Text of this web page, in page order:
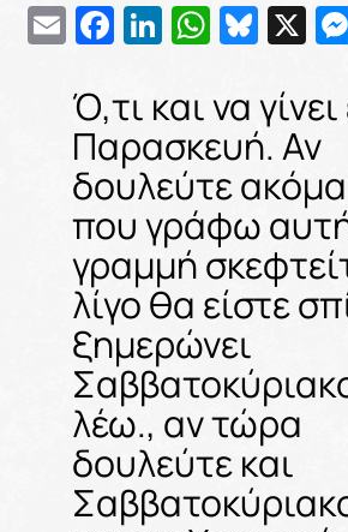
EmailFacebook
LinkedInX
Ό,τι και να γίνει
Παρασκευή. Αν
δουλεύτε
που γράφω
γραμμή
λίγο θα είστε
ξημερώνει
λέω., αν τώρα
δουλεύτε και